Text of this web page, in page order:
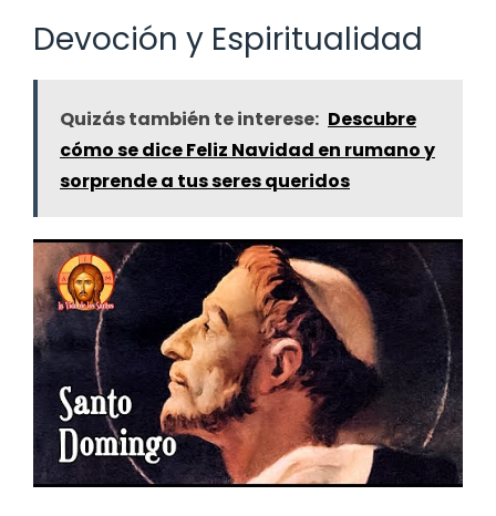
Devoción y Espiritualidad
Quizás también te interese: Descubre
cómo se dice Feliz Navidad en rumano y
sorprende a tus seres queridos